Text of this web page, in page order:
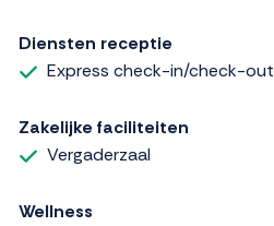
Diensten receptie
Express check-in/check-out
Zakelijke faciliteiten
Vergaderzaal
Wellness